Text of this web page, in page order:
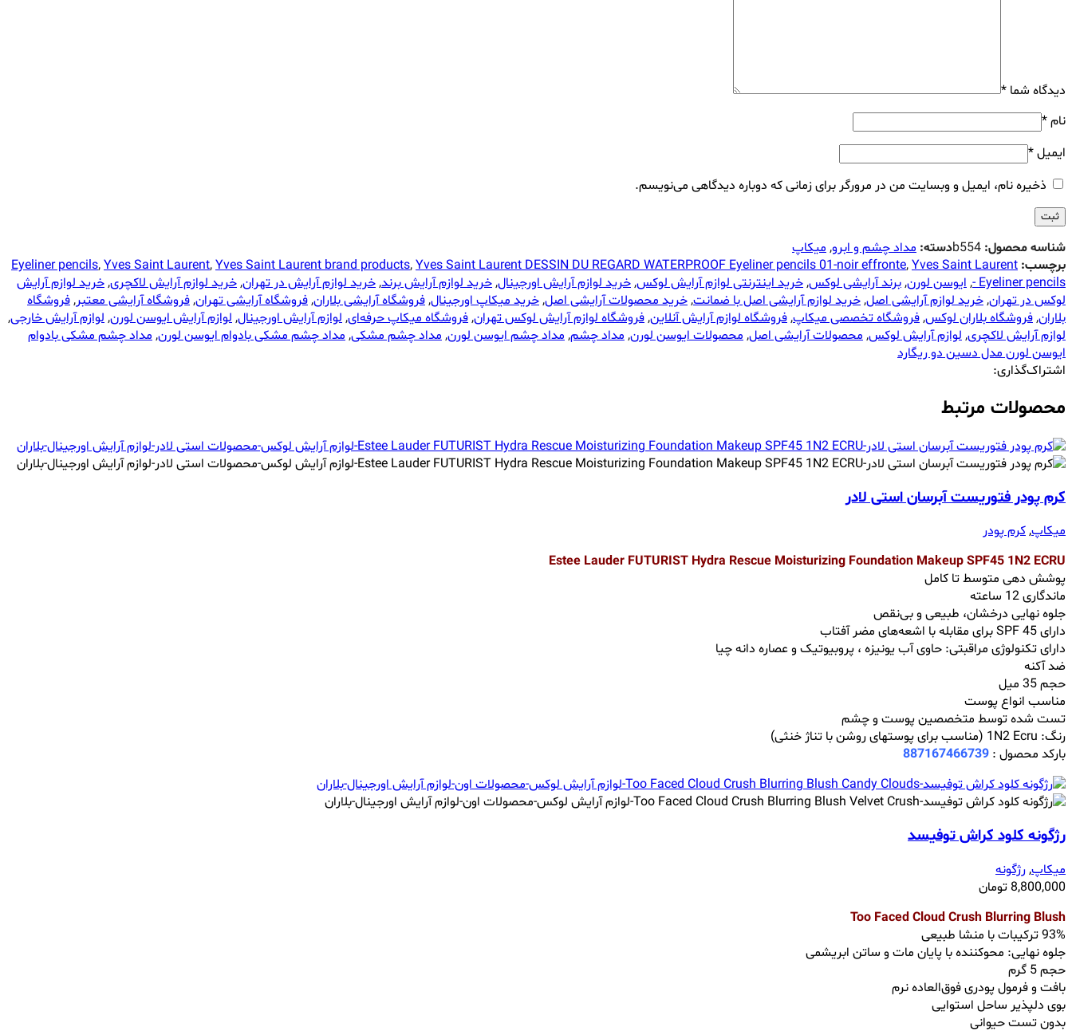
دیدگاه شما *
نام*
ایمیل*
ذخیره نام، ایمیل و وبسایت من در مرورگر برای زمانی که دوباره دیدگاهی می‌نویسم.
شناسه محصول: b554دسته: مداد چشم و ابرو,میکاپ
برچسب:
Eyeliner pencils,Yves Saint Laurent,Yves Saint Laurent brand products,Yves Saint Laurent DESSIN DU REGARD WATERPROOF Eyeliner pencils 01-noir effronte,Yves Saint Laurent
Eyeliner pencils -
,ایوسن لورن,برند آرایشی لوکس,خرید اینترنتی لوازم آرایش لوکس,خرید لوازم آرایش اورجینال,خرید لوازم آرایش برند,خرید لوازم آرایش در تهران,خرید لوازم آرایش لاکچری,خرید لوازم آرایش
لوکس در تهران,خرید لوازم آرایشی اصل,خرید لوازم آرایشی اصل با ضمانت,خرید محصولات آرایشی اصل,خرید میکاپ اورجینال,فروشگاه آرایشی بلاران,فروشگاه آرایشی تهران,فروشگاه آرایشی معتبر,فروشگاه
بلاران,فروشگاه بلاران لوکس,فروشگاه تخصصی میکاپ,فروشگاه لوازم آرایش آنلاین,فروشگاه لوازم آرایش لوکس تهران,فروشگاه میکاپ حرفه‌ای,لوازم آرایش اورجینال,لوازم آرایش ایوسن لورن,لوازم آرایش خارجی,
لوازم آرایش لاکچری,لوازم آرایش لوکس,محصولات آرایشی اصل,محصولات ایوسن لورن,مداد چشم,مداد چشم ایوسن لورن,مداد چشم مشکی,مداد چشم مشکی بادوام ایوسن لورن,مداد چشم مشکی بادوام
ایوسن لورن مدل دسین دو ریگارد
اشتراک‌گذاری:
محصولات مرتبط
کرم پودر فتوریست آبرسان استی لادر
میکاپ,کرم پودر
Estee Lauder FUTURIST Hydra Rescue Moisturizing Foundation Makeup SPF45 1N2 ECRU
پوشش دهی متوسط تا کامل
ماندگاری 12 ساعته
جلوه نهایی درخشان، طبیعی و بی‌نقص
دارای SPF 45 برای مقابله با اشعه‌های مضر آفتاب
دارای تکنولوژی مراقبتی: حاوی آب یونیزه ، پروبیوتیک و عصاره دانه چیا
ضد آکنه
حجم 35 میل
مناسب انواع پوست
تست شده توسط متخصصین پوست و چشم
رنگ: 1N2 Ecru (مناسب برای پوستهای روشن با تناژ خنثی)
بارکد محصول : 887167466739
رژگونه کلود کراش توفیسد
میکاپ,رژگونه
8,800,000 تومان
Too Faced Cloud Crush Blurring Blush
93% ترکیبات با منشا طبیعی
جلوه نهایی: محوکننده با پایان مات و ساتن ابریشمی
حجم 5 گرم
بافت و فرمول پودری فوق‌العاده نرم
بوی دلپذیر ساحل استوایی
بدون تست حیوانی